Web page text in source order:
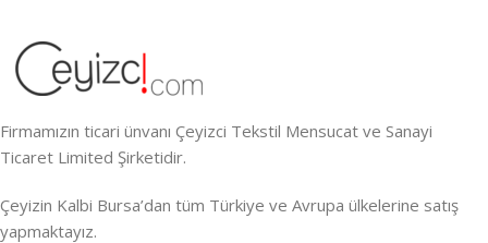
Firmamızın ticari ünvanı Çeyizci Tekstil Mensucat ve Sanayi
Ticaret Limited Şirketidir.
Çeyizin Kalbi Bursa’dan tüm Türkiye ve Avrupa ülkelerine satış
yapmaktayız.